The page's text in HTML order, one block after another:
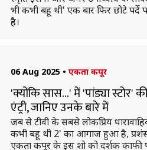
भी कभी बहू थी' एक बार फिर छोटे पर्दे
है।
06 Aug 2025 • एकता कपूर
'क्योंकि सास...' में 'पांड्या स्टोर'
एंट्री, जानिए उनके बारे में
जब से टीवी के सबसे लोकप्रिय
कभी बहू थी 2' का आगाज हुआ है,
एकता कपूर के इस शो को दर्शक काफी